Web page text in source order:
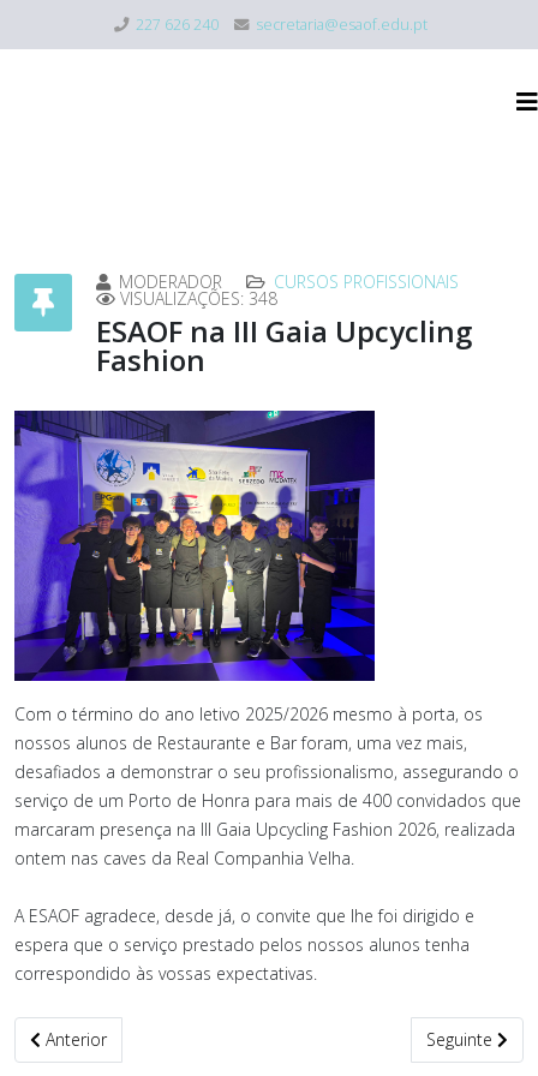
227 626 240 secretaria@esaof.edu.pt
MODERADOR CURSOS PROFISSIONAIS
VISUALIZAÇÕES: 348
ESAOF na III Gaia Upcycling
Fashion
Com o término do ano letivo 2025/2026 mesmo à porta, os
nossos alunos de Restaurante e Bar foram, uma vez mais,
desafiados a demonstrar o seu profissionalismo, assegurando o
serviço de um Porto de Honra para mais de 400 convidados que
marcaram presença na III Gaia Upcycling Fashion 2026, realizada
ontem nas caves da Real Companhia Velha.
A ESAOF agradece, desde já, o convite que lhe foi dirigido e
espera que o serviço prestado pelos nossos alunos tenha
correspondido às vossas expectativas.
Artigo anterior: Apresentação das PAPs
Anterior Artigo
Seguinte